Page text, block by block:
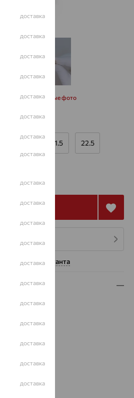
дополнительные фото
21.5 22.5
140 891₽
Купить
12 680
консультанта
РОССИЯ
доставка
доставка
доставка
доставка
доставка
доставка
доставка
доставка
доставка
доставка
доставка
доставка
доставка
доставка
доставка
доставка
доставка
доставка
доставка